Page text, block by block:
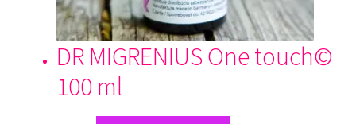
Über uns
Unsere Philosophie
DR MIGRENIUS One touch©
100 ml